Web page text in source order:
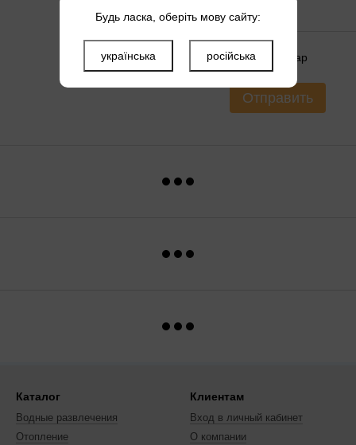
Оцените товар
Отправить
Каталог
Водные развлечения
Отопление
Клиентам
Вход в личный кабинет
О компании
Будь ласка, оберіть мову сайту:
українська російська